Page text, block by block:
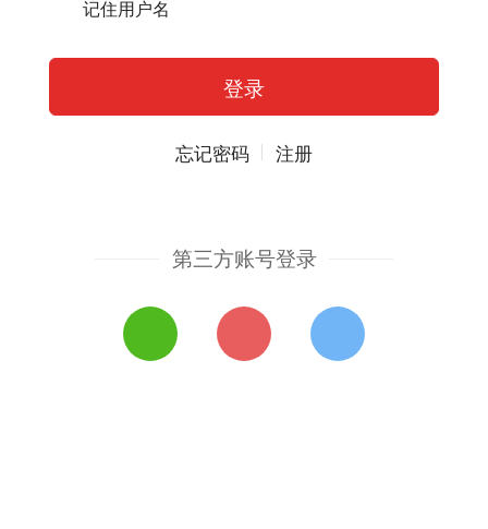
记住用户名
忘记密码 注册
第三方账号登录